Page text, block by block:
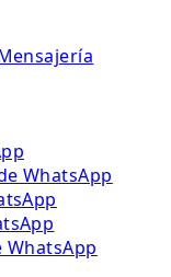
WhatsApp